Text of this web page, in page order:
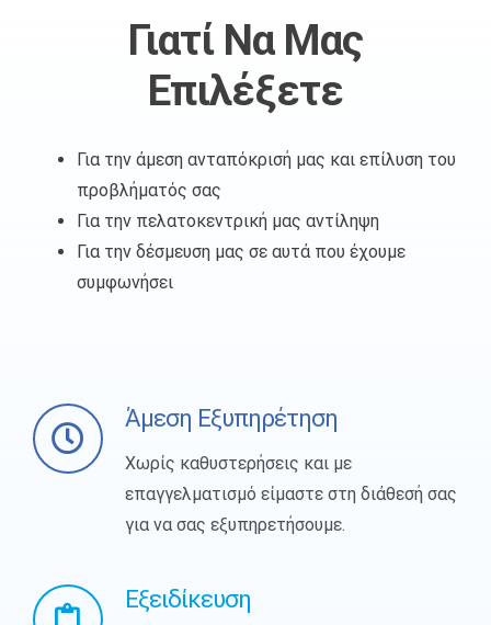
Γιατί Να Μας
Επιλέξετε
Για την άμεση ανταπόκρισή μας και επίλυση του
προβλήματός σας
Για την πελατοκεντρική μας αντίληψη
Για την δέσμευση μας σε αυτά που έχουμε
συμφωνήσει
Άμεση Εξυπηρέτηση
Χωρίς καθυστερήσεις και με
επαγγελματισμό είμαστε στη διάθεσή σας
για να σας εξυπηρετήσουμε.
Εξειδίκευση